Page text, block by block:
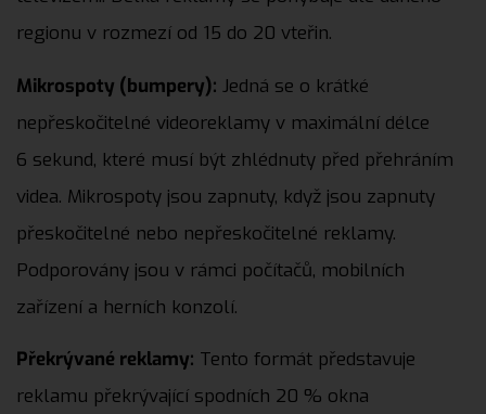
regionu v rozmezí od 15 do 20 vteřin.
Mikrospoty (bumpery): Jedná se o krátké
nepřeskočitelné videoreklamy v maximální délce
6 sekund, které musí být zhlédnuty před přehráním
videa. Mikrospoty jsou zapnuty, když jsou zapnuty
přeskočitelné nebo nepřeskočitelné reklamy.
Podporovány jsou v rámci počítačů, mobilních
zařízení a herních konzolí.
Překrývané reklamy: Tento formát představuje
reklamu překrývající spodních 20 % okna